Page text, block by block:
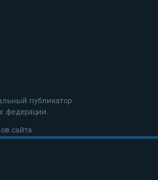
публикатор
федерации.
сайта